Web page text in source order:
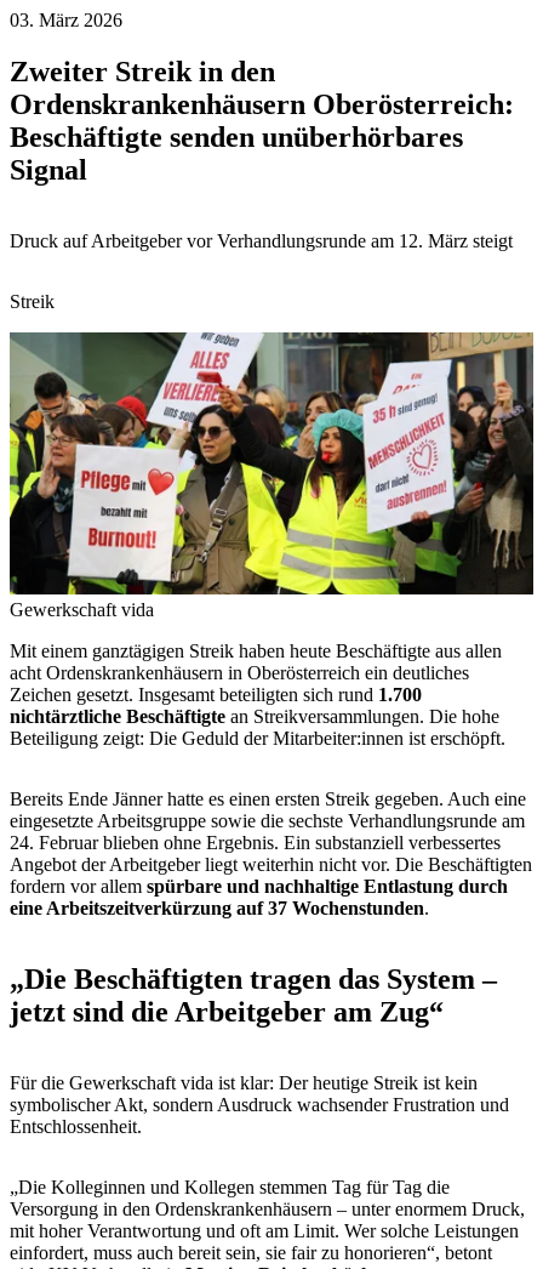
03. März 2026
Zweiter Streik in den
Ordenskrankenhäusern Oberösterreich:
Beschäftigte senden unüberhörbares
Signal
Druck auf Arbeitgeber vor Verhandlungsrunde am 12. März steigt
Streik
Gewerkschaft vida
Mit einem ganztägigen Streik haben heute Beschäftigte aus allen
acht Ordenskrankenhäusern in Oberösterreich ein deutliches
Zeichen gesetzt. Insgesamt beteiligten sich rund 1.700
nichtärztliche Beschäftigte an Streikversammlungen. Die hohe
Beteiligung zeigt: Die Geduld der Mitarbeiter:innen ist erschöpft.
Bereits Ende Jänner hatte es einen ersten Streik gegeben. Auch eine
eingesetzte Arbeitsgruppe sowie die sechste Verhandlungsrunde am
24. Februar blieben ohne Ergebnis. Ein substanziell verbessertes
Angebot der Arbeitgeber liegt weiterhin nicht vor. Die Beschäftigten
fordern vor allem spürbare und nachhaltige Entlastung durch
eine Arbeitszeitverkürzung auf 37 Wochenstunden.
„Die Beschäftigten tragen das System –
jetzt sind die Arbeitgeber am Zug“
Für die Gewerkschaft vida ist klar: Der heutige Streik ist kein
symbolischer Akt, sondern Ausdruck wachsender Frustration und
Entschlossenheit.
„Die Kolleginnen und Kollegen stemmen Tag für Tag die
Versorgung in den Ordenskrankenhäusern – unter enormem Druck,
mit hoher Verantwortung und oft am Limit. Wer solche Leistungen
einfordert, muss auch bereit sein, sie fair zu honorieren“, betont